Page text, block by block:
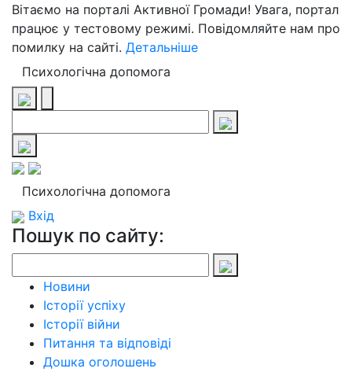
Вітаємо на порталі Активної Громади! Увага, портал
працює у тестовому режимі. Повідомляйте нам про
помилку на сайті. Детальніше
Психологічна допомога
Психологічна допомога
Вхід
Пошук по сайту:
Новини
Історії успіху
Історії війни
Питання та відповіді
Дошка оголошень